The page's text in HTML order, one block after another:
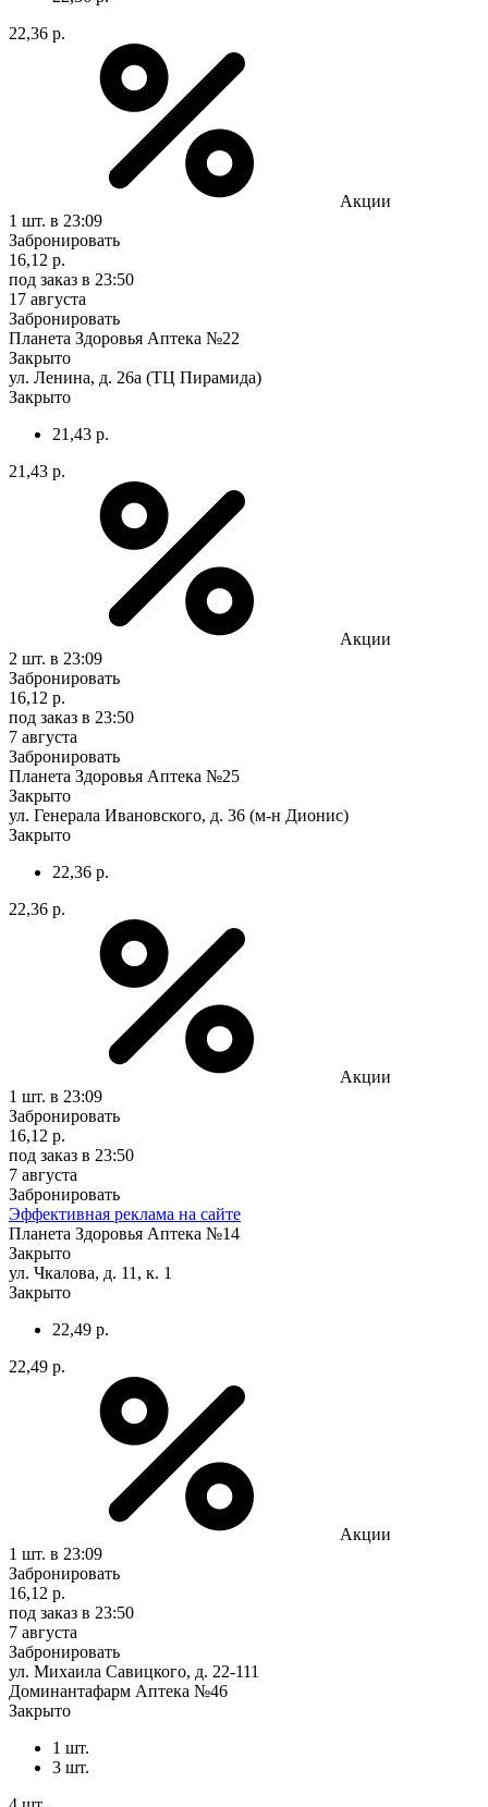
22,36 р.
Акции
1 шт. в 23:09
Забронировать
16,12 р.
под заказ в 23:50
17 августа
Забронировать
Планета Здоровья Аптека №22
Закрыто
ул. Ленина, д. 26а (ТЦ Пирамида)
Закрыто
21,43 р.
21,43 р.
Акции
2 шт. в 23:09
Забронировать
16,12 р.
под заказ в 23:50
7 августа
Забронировать
Планета Здоровья Аптека №25
Закрыто
ул. Генерала Ивановского, д. 36 (м-н Дионис)
Закрыто
22,36 р.
22,36 р.
Акции
1 шт. в 23:09
Забронировать
16,12 р.
под заказ в 23:50
7 августа
Забронировать
Эффективная реклама на сайте
Планета Здоровья Аптека №14
Закрыто
ул. Чкалова, д. 11, к. 1
Закрыто
22,49 р.
22,49 р.
Акции
1 шт. в 23:09
Забронировать
16,12 р.
под заказ в 23:50
7 августа
Забронировать
ул. Михаила Савицкого, д. 22-111
Доминантафарм Аптека №46
Закрыто
1 шт.
3 шт.